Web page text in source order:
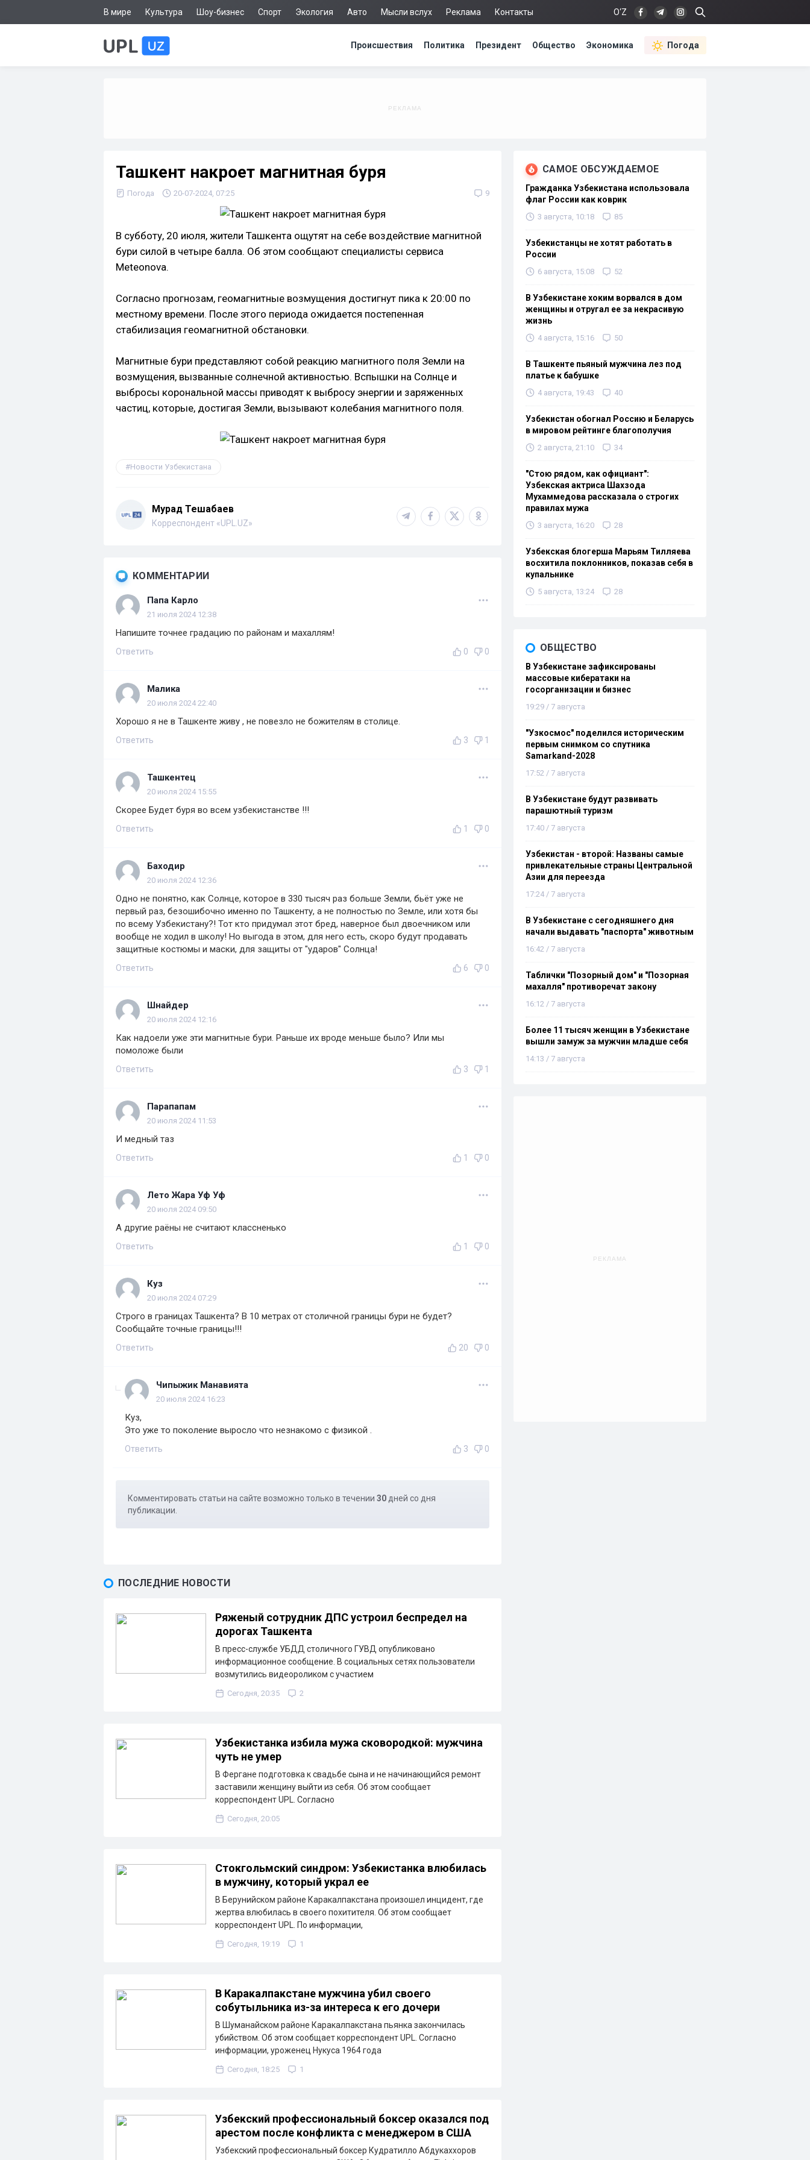
В мире Культура Шоу-бизнес Спорт Экология Авто Мысли вслух Реклама Контакты O‘Z
Происшествия Политика Президент Общество Экономика Погода
Ташкент накроет магнитная буря
Погода 20-07-2024, 07:25 9
В субботу, 20 июля, жители Ташкента ощутят на себе воздействие магнитной
бури силой в четыре балла. Об этом сообщают специалисты сервиса
Meteonova.
Согласно прогнозам, геомагнитные возмущения достигнут пика к 20:00 по
местному времени. После этого периода ожидается постепенная
стабилизация геомагнитной обстановки.
Магнитные бури представляют собой реакцию магнитного поля Земли на
возмущения, вызванные солнечной активностью. Вспышки на Солнце и
выбросы корональной массы приводят к выбросу энергии и заряженных
частиц, которые, достигая Земли, вызывают колебания магнитного поля.
Новости Узбекистана
Мурад Тешабаев
Корреспондент «UPL.UZ»
КОММЕНТАРИИ
Папа Карло
21 июля 2024 12:38
Напишите точнее градацию по районам и махаллям!
Ответить 0 0
Малика
20 июля 2024 22:40
Хорошо я не в Ташкенте живу , не повезло не божителям в столице.
Ответить 3 1
Ташкентец
20 июля 2024 15:55
Скорее Будет буря во всем узбекистанстве !!!
Ответить 1 0
Баходир
20 июля 2024 12:36
Одно не понятно, как Солнце, которое в 330 тысяч раз больше Земли, бьёт уже не
первый раз, безошибочно именно по Ташкенту, а не полностью по Земле, или хотя бы
по всему Узбекистану?! Тот кто придумал этот бред, наверное был двоечником или
вообще не ходил в школу! Но выгода в этом, для него есть, скоро будут продавать
защитные костюмы и маски, для защиты от "ударов" Солнца!
Ответить 6 0
Шнайдер
20 июля 2024 12:16
Как надоели уже эти магнитные бури. Раньше их вроде меньше было? Или мы
помоложе были
Ответить 3 1
Парапапам
20 июля 2024 11:53
И медный таз
Ответить 1 0
Лето Жара Уф Уф
20 июля 2024 09:50
А другие раёны не считают классненько
Ответить 1 0
Куз
20 июля 2024 07:29
Строго в границах Ташкента? В 10 метрах от столичной границы бури не будет?
Сообщайте точные границы!!!
Ответить 20 0
Чипыжик Манавията
20 июля 2024 16:23
Куз,
Это уже то поколение выросло что незнакомо с физикой .
Ответить 3 0
Комментировать статьи на сайте возможно только в течении 30 дней со дня
публикации.
ПОСЛЕДНИЕ НОВОСТИ
Ряженый сотрудник ДПС устроил беспредел на
дорогах Ташкента
В пресс-службе УБДД столичного ГУВД опубликовано
информационное сообщение. В социальных сетях пользователи
возмутились видеороликом с участием
Сегодня, 20:35 2
Узбекистанка избила мужа сковородкой: мужчина
чуть не умер
В Фергане подготовка к свадьбе сына и не начинающийся ремонт
заставили женщину выйти из себя. Об этом сообщает
корреспондент UPL. Согласно
Сегодня, 20:05
Стокгольмский синдром: Узбекистанка влюбилась
в мужчину, который украл ее
В Берунийском районе Каракалпакстана произошел инцидент, где
жертва влюбилась в своего похитителя. Об этом сообщает
корреспондент UPL. По информации,
Сегодня, 19:19 1
В Каракалпакстане мужчина убил своего
собутыльника из-за интереса к его дочери
В Шуманайском районе Каракалпакстана пьянка закончилась
убийством. Об этом сообщает корреспондент UPL. Согласно
информации, уроженец Нукуса 1964 года
Сегодня, 18:25 1
Узбекский профессиональный боксер оказался под
арестом после конфликта с менеджером в США
Узбекский профессиональный боксер Кудратилло Абдукаххоров
САМОЕ ОБСУЖДАЕМОЕ
Гражданка Узбекистана использовала
флаг России как коврик
3 августа, 10:18 85
Узбекистанцы не хотят работать в
России
6 августа, 15:08 52
В Узбекистане хоким ворвался в дом
женщины и отругал ее за некрасивую
жизнь
4 августа, 15:16 50
В Ташкенте пьяный мужчина лез под
платье к бабушке
4 августа, 19:43 40
Узбекистан обогнал Россию и Беларусь
в мировом рейтинге благополучия
2 августа, 21:10 34
"Стою рядом, как официант":
Узбекская актриса Шахзода
Мухаммедова рассказала о строгих
правилах мужа
3 августа, 16:20 28
Узбекская блогерша Марьям Тилляева
восхитила поклонников, показав себя в
купальнике
5 августа, 13:24 28
ОБЩЕСТВО
В Узбекистане зафиксированы
массовые кибератаки на
госорганизации и бизнес
19:29 / 7 августа
"Узкосмос" поделился историческим
первым снимком со спутника
Samarkand-2028
17:52 / 7 августа
В Узбекистане будут развивать
парашютный туризм
17:40 / 7 августа
Узбекистан - второй: Названы самые
привлекательные страны Центральной
Азии для переезда
17:24 / 7 августа
В Узбекистане с сегодняшнего дня
начали выдавать "паспорта" животным
16:42 / 7 августа
Таблички "Позорный дом" и "Позорная
махалля" противоречат закону
16:12 / 7 августа
Более 11 тысяч женщин в Узбекистане
вышли замуж за мужчин младше себя
14:13 / 7 августа